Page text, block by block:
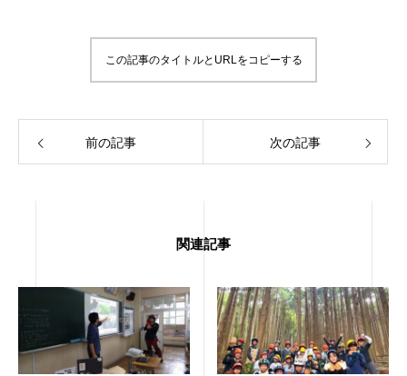
この記事のタイトルとURLをコピーする
前の記事 次の記事
関連記事